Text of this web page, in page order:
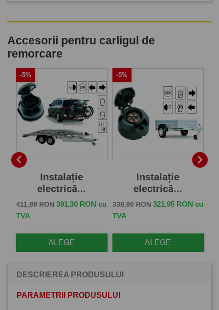
Accesorii pentru carligul de
remorcare

Instalație
electrică...
Pret de baza
411,89 RON Pret
391,30 RON cu
TVA
ALEGE
-5%
Instalație
electrică...
Pret de baza
338,90 RON Pret
321,95 RON cu
TVA
ALEGE
-5%

DESCRIEREA PRODUSULUI
PARAMETRII PRODUSULUI